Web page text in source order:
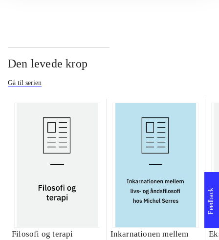
Den levede krop
Gå til serien
Filosofi og terapi
Inkarnationen mellem
Feedback